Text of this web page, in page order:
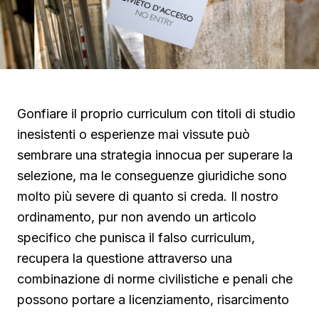
Gonfiare il proprio curriculum con titoli di studio
inesistenti o esperienze mai vissute può
sembrare una strategia innocua per superare la
selezione, ma le conseguenze giuridiche sono
molto più severe di quanto si creda. Il nostro
ordinamento, pur non avendo un articolo
specifico che punisca il falso curriculum,
recupera la questione attraverso una
combinazione di norme civilistiche e penali che
possono portare a licenziamento, risarcimento